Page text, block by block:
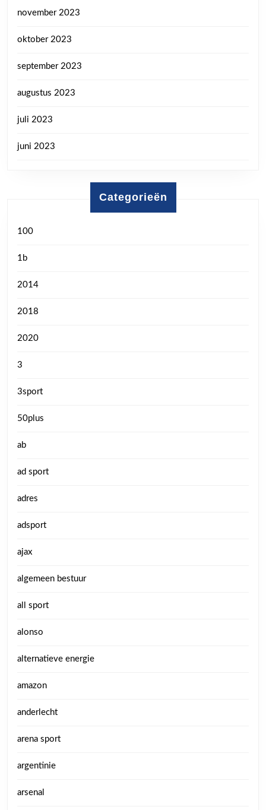
november 2023
oktober 2023
september 2023
augustus 2023
juli 2023
juni 2023
Categorieën
100
1b
2014
2018
2020
3
3sport
50plus
ab
ad sport
adres
adsport
ajax
algemeen bestuur
all sport
alonso
alternatieve energie
amazon
anderlecht
arena sport
argentinie
arsenal